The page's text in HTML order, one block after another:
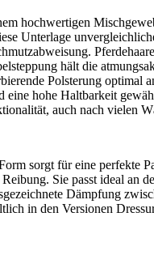
hochwertigen
Unterlage
hält die
Polsterung optimal
eine hohe Haltbarkeit
auch nach vielen
sorgt für eine perfekte
Sie passt ideal an
Dämpfung
in den Versionen